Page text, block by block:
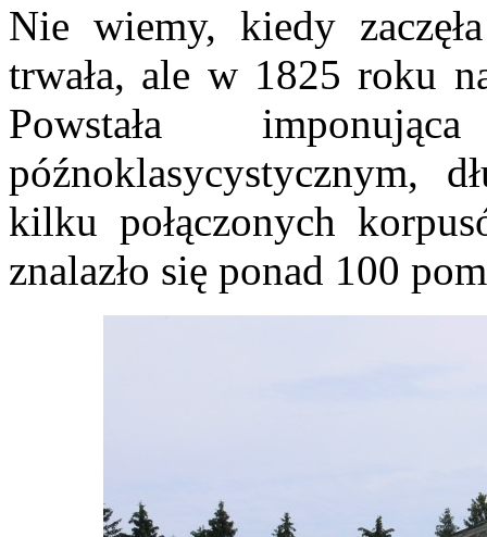
Nie wiemy, kiedy
trwała, ale w 1825 roku
Powstała
późnoklasycystycznym,
kilku połączonych
znalazło się ponad 100